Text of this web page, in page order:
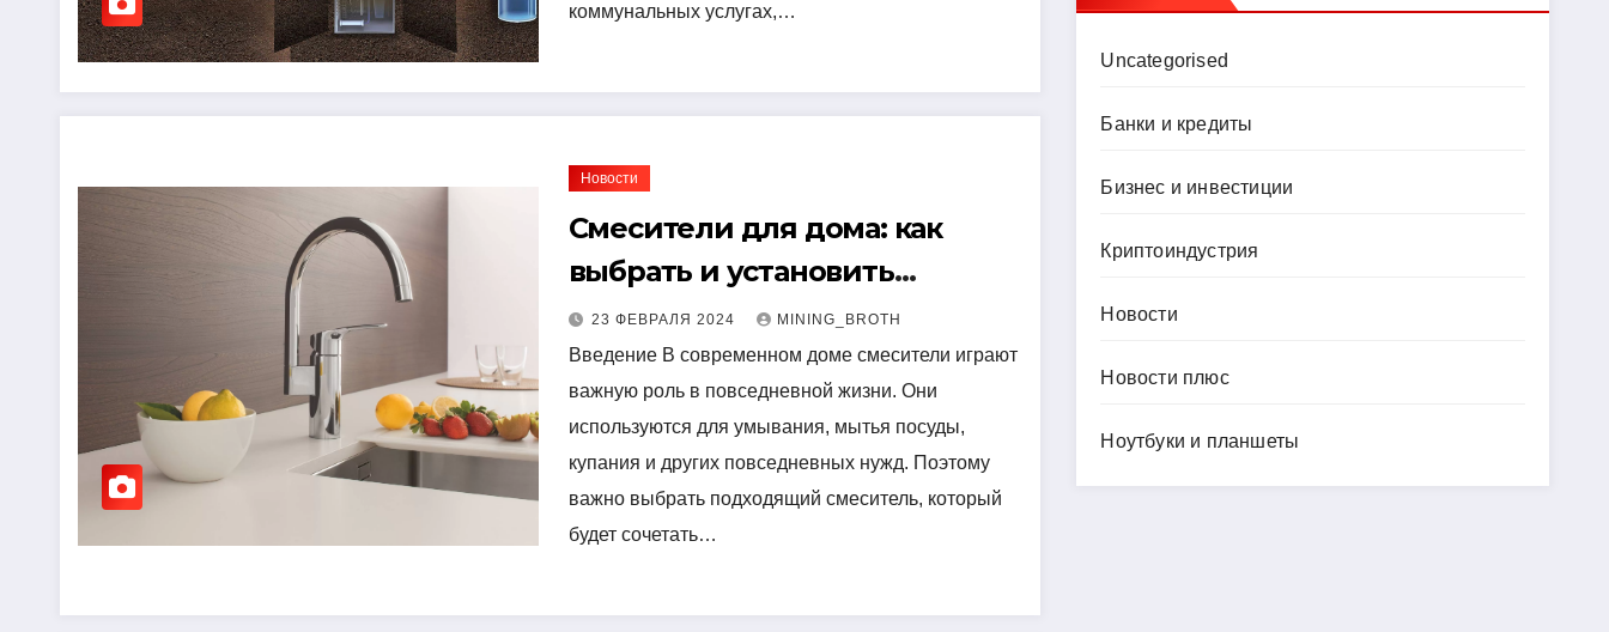
коммунальных услугах,…
Новости
Смесители для дома: как
выбрать и установить
подходящий вариант
23 ФЕВРАЛЯ 2024 MINING_BROTH
Введение В современном доме смесители играют
важную роль в повседневной жизни. Они
используются для умывания, мытья посуды,
купания и других повседневных нужд. Поэтому
важно выбрать подходящий смеситель, который
будет сочетать…
Uncategorised
Банки и кредиты
Бизнес и инвестиции
Криптоиндустрия
Новости
Новости плюс
Ноутбуки и планшеты